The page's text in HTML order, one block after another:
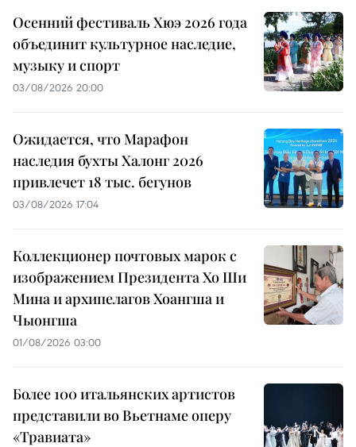
Осенний фестиваль Хюэ 2026 года
объединит культурное наследие,
музыку и спорт
03/08/2026 20:00
Ожидается, что Марафон
наследия бухты Халонг 2026
привлечет 18 тыс. бегунов
03/08/2026 17:04
Коллекционер почтовых марок с
изображением Президента Хо Ши
Мина и архипелагов Хоангша и
Чыонгша
01/08/2026 03:00
Более 100 итальянских артистов
представили во Вьетнаме оперу
«Травиата»